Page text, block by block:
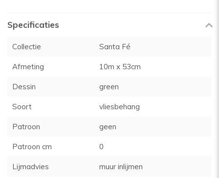
Specificaties
Collectie Santa Fé
Afmeting 10m x 53cm
Dessin green
Soort vliesbehang
Patroon geen
Patroon cm 0
Lijmadvies muur inlijmen